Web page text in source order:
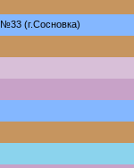
(г.Сосновка)